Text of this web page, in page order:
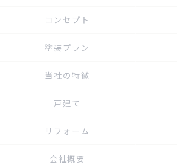
コンセプト
塗装プラン
当社の特徴
戸建て
リフォーム
会社概要